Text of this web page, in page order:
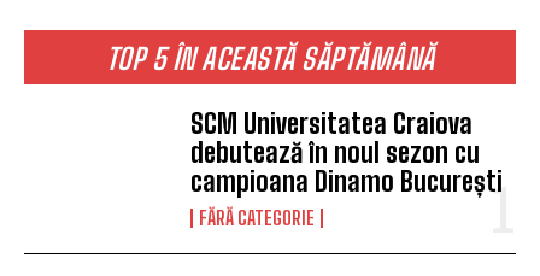
TOP 5 ÎN ACEASTĂ SĂPTĂMÂNĂ
SCM Universitatea Craiova
debutează în noul sezon cu
campioana Dinamo București
FĂRĂ CATEGORIE